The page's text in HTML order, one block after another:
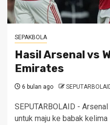
SEPAKBOLA
Hasil Arsenal vs
Emirates
6 bulan ago
SEPUTARBOLAID -
untuk maju ke babak